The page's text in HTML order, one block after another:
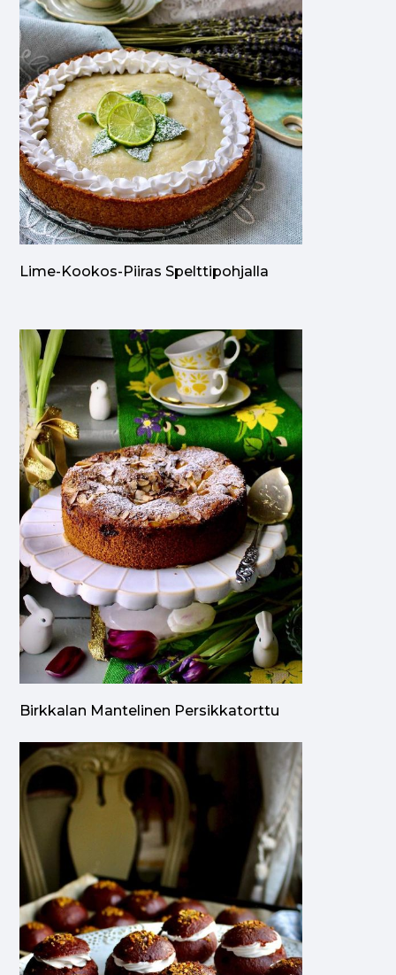
Lime-Kookos-Piiras Spelttipohjalla
Birkkalan Mantelinen Persikkatorttu